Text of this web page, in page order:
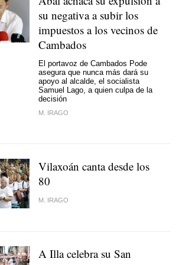
su negativa a subir los
impuestos a los vecinos de
Cambados
El portavoz de Cambados Pode
asegura que nunca más dará su
apoyo al alcalde, el socialista
Samuel Lago, a quien culpa de la
decisión
M. IRAGO
Vilaxoán canta desde los
80
M. IRAGO
A Illa celebra su San